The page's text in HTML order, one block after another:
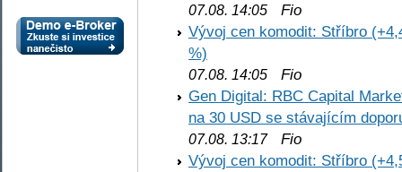
07.08. 14:05 Fio
Vývoj cen komodit: Stříbro
%)
07.08. 14:05 Fio
Gen Digital: RBC Capital
na 30 USD se stávajícím
07.08. 13:17Fio
Vývoj cen komodit: Stříbro